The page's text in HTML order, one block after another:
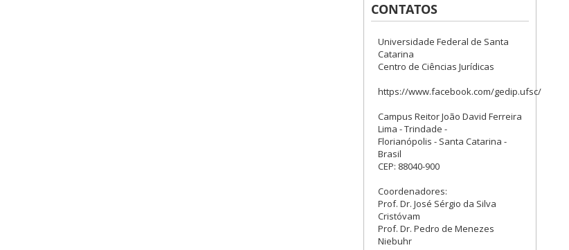
CONTATOS
Universidade Federal de Santa
Catarina
Centro de Ciências Jurídicas
https://www.facebook.com/gedip.ufsc/
Campus Reitor João David Ferreira
Lima - Trindade -
Florianópolis - Santa Catarina -
Brasil
CEP: 88040-900
Coordenadores:
Prof. Dr. José Sérgio da Silva
Cristóvam
Prof. Dr. Pedro de Menezes
Niebuhr